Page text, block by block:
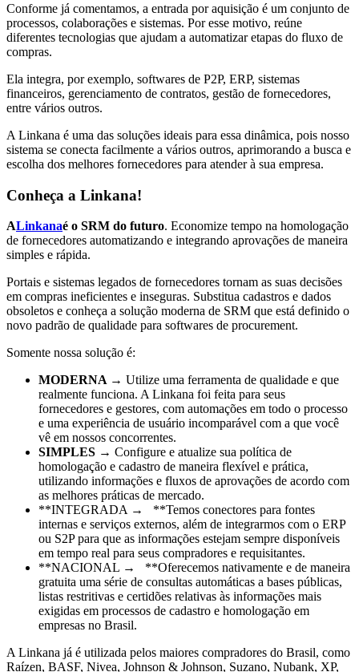
Conforme já comentamos, a entrada por aquisição é um conjunto de
processos, colaborações e sistemas. Por esse motivo, reúne
diferentes tecnologias que ajudam a automatizar etapas do fluxo de
compras.
Ela integra, por exemplo, softwares de P2P, ERP, sistemas
financeiros, gerenciamento de contratos, gestão de fornecedores,
entre vários outros.
A Linkana é uma das soluções ideais para essa dinâmica, pois nosso
sistema se conecta facilmente a vários outros, aprimorando a busca e
escolha dos melhores fornecedores para atender à sua empresa.
Conheça a Linkana!
ALinkanaé o SRM do futuro. Economize tempo na homologação
de fornecedores automatizando e integrando aprovações de maneira
simples e rápida.
Portais e sistemas legados de fornecedores tornam as suas decisões
em compras ineficientes e inseguras. Substitua cadastros e dados
obsoletos e conheça a solução moderna de SRM que está definido o
novo padrão de qualidade para softwares de procurement.
Somente nossa solução é:
MODERNA → Utilize uma ferramenta de qualidade e que
realmente funciona. A Linkana foi feita para seus
fornecedores e gestores, com automações em todo o processo
e uma experiência de usuário incomparável com a que você
vê em nossos concorrentes.
SIMPLES → Configure e atualize sua política de
homologação e cadastro de maneira flexível e prática,
utilizando informações e fluxos de aprovações de acordo com
as melhores práticas de mercado.
**INTEGRADA → **Temos conectores para fontes
internas e serviços externos, além de integrarmos com o ERP
ou S2P para que as informações estejam sempre disponíveis
em tempo real para seus compradores e requisitantes.
**NACIONAL → **Oferecemos nativamente e de maneira
gratuita uma série de consultas automáticas a bases públicas,
listas restritivas e certidões relativas às informações mais
exigidas em processos de cadastro e homologação em
empresas no Brasil.
A Linkana já é utilizada pelos maiores compradores do Brasil, como
Raízen, BASF, Nivea, Johnson & Johnson, Suzano, Nubank, XP,